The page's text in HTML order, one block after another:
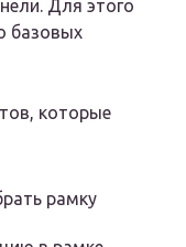
Для этого
базовых
которые
рамку